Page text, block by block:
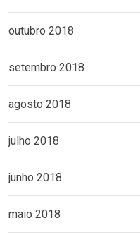
outubro 2018
setembro 2018
agosto 2018
julho 2018
junho 2018
maio 2018